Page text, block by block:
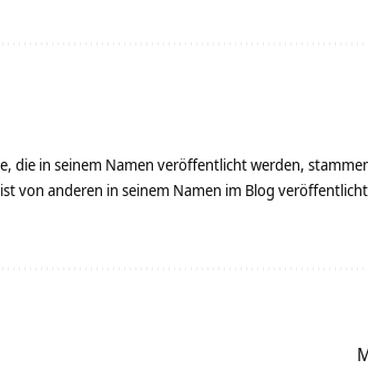
die in seinem Namen veröffentlicht werden,
von anderen in seinem Namen im Blog